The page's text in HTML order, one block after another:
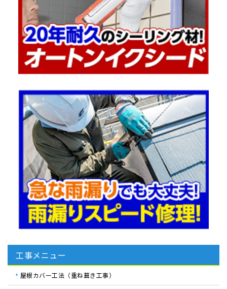
工事メニュー
屋根カバー工法（重ね葺き工事）